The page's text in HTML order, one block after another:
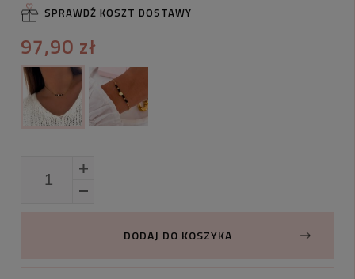
SPRAWDŹ KOSZT DOSTAWY
97,90 zł
DODAJ DO KOSZYKA